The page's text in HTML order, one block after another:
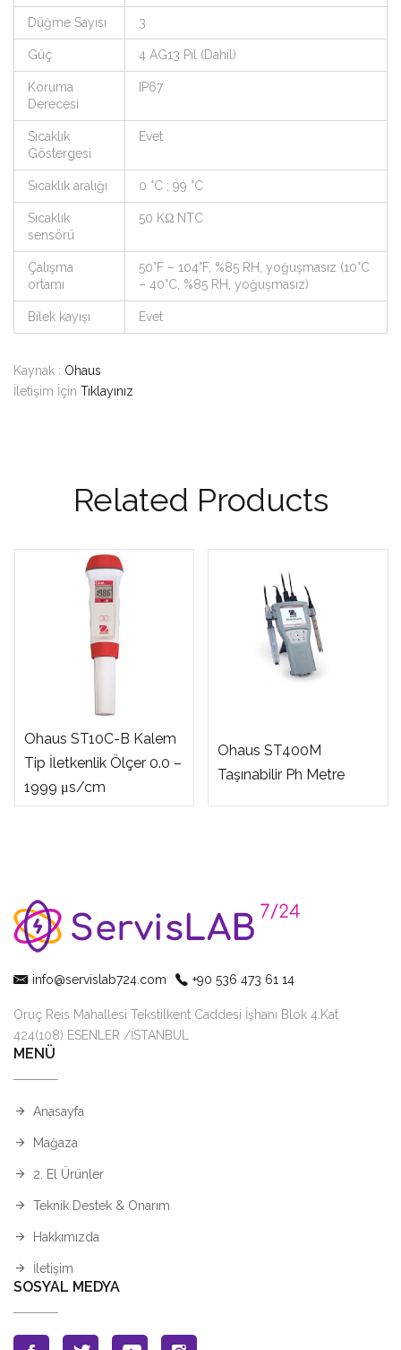
Düğme Sayısı 3
Güç 4 AG13 Pil (Dahil)
Koruma
Derecesi
IP67
Sıcaklık
Göstergesi
Evet
Sıcaklık aralığı 0 °C ; 99 °C
Sıcaklık
sensörü
50 KΩ NTC
Çalışma
ortamı
50°F – 104°F, %85 RH, yoğuşmasız (10°C
– 40°C, %85 RH, yoğuşmasız)
Bilek kayışı Evet
Kaynak : Ohaus
İletişim İçin Tıklayınız
Related Products
Ohaus ST10C-B Kalem
Tip İletkenlik Ölçer 0.0 –
1999 μs/cm
Ohaus ST400M
Taşınabilir Ph Metre
info@servislab724.com +90 536 473 61 14
Oruç Reis Mahallesi Tekstilkent Caddesi İşhanı Blok 4.Kat
424(108) ESENLER /İSTANBUL
MENÜ
Anasayfa
Mağaza
2. El Ürünler
Teknik Destek & Onarım
Hakkımızda
İletişim
SOSYAL MEDYA